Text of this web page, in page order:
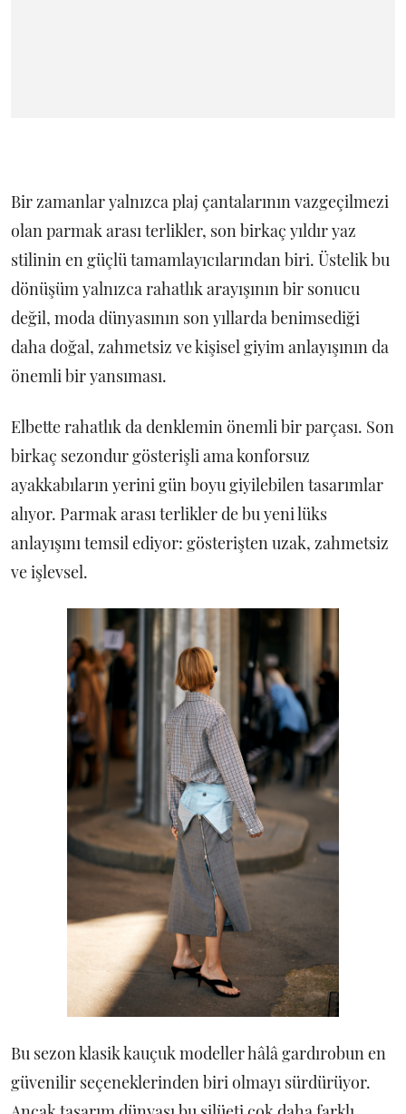
Bir zamanlar yalnızca plaj çantalarının vazgeçilmezi
olan parmak arası terlikler, son birkaç yıldır yaz
stilinin en güçlü tamamlayıcılarından biri. Üstelik bu
dönüşüm yalnızca rahatlık arayışının bir sonucu
değil, moda dünyasının son yıllarda benimsediği
daha doğal, zahmetsiz ve kişisel giyim anlayışının da
önemli bir yansıması.
Elbette rahatlık da denklemin önemli bir parçası. Son
birkaç sezondur gösterişli ama konforsuz
ayakkabıların yerini gün boyu giyilebilen tasarımlar
alıyor. Parmak arası terlikler de bu yeni lüks
anlayışını temsil ediyor: gösterişten uzak, zahmetsiz
ve işlevsel.
Bu sezon klasik kauçuk modeller hâlâ gardırobun en
güvenilir seçeneklerinden biri olmayı sürdürüyor.